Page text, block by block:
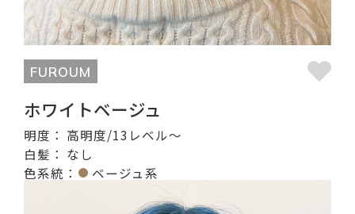
FUROUM
ホワイトベージュ
明度： 高明度/13レベル〜
白髪： なし
色系統：
ベージュ系